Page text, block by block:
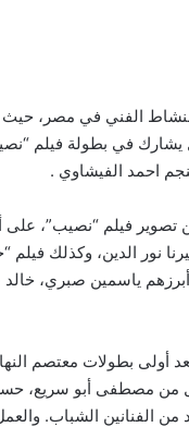
الفني في مصر،
يشارك في بطولة فيلم
احمد الفيشاوي .
تصوير فيلم “نصيب”،
نور الدين، وكذلك فيلم
ياسمين صبري،
أولى بطولات معتصم
من مصطفى أبو سريع،
الفنانين الشباب.